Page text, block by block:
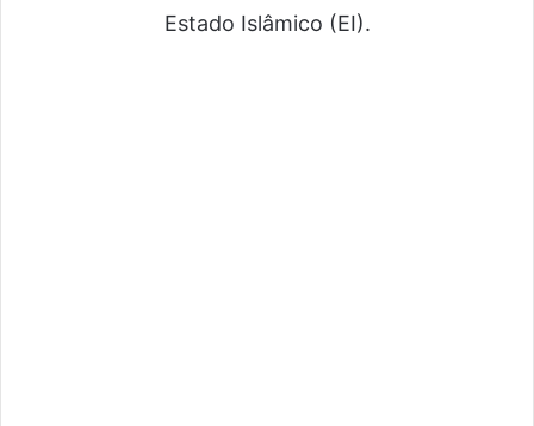
Estado Islâmico (EI).